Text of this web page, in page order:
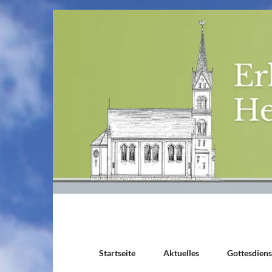
Startseite Aktuelles